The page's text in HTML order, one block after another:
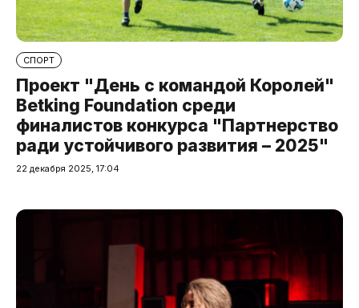
СПОРТ
Проект "День с командой Королей"
Betking Foundation среди
финалистов конкурса "Партнерство
ради устойчивого развития – 2025"
22 декабря 2025, 17:04